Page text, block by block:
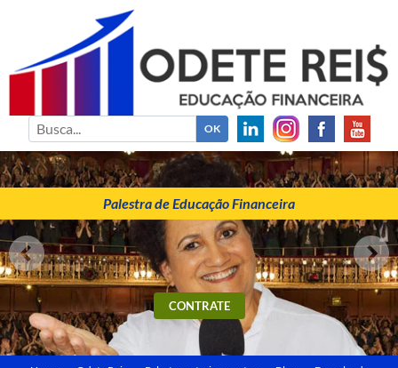
ODETE REIS
Palestrante de Educação Financeira
Palestra de Educação Financeira
CONTRATE